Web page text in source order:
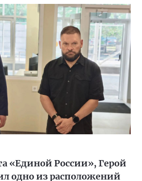
«Единой России», Герой
одно из расположений